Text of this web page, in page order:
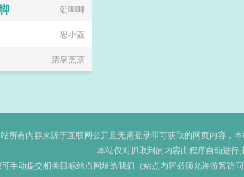
朝唧唧
思小蔻
清泉烹茶
所有内容来源于互联网公开且无需登录即可获取的网页内容，
本站仅对抓取到的内容由程序自动进行
手动提交相关目标站点网址给我们（站点内容必须允许游客访